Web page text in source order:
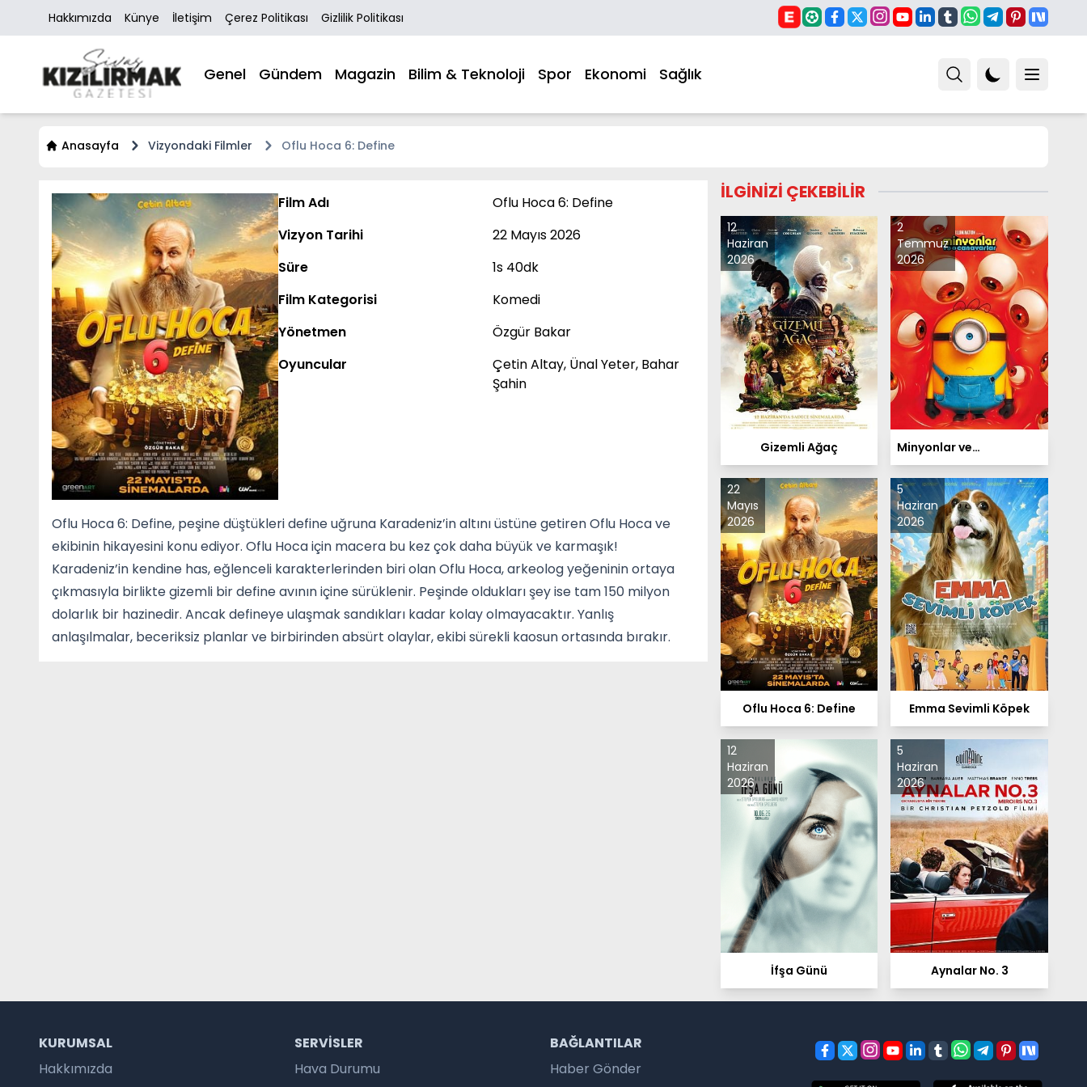
Hakkımızda Künye İletişim Çerez Politikası Gizlilik Politikası
Genel Gündem Magazin Bilim & Teknoloji Spor Ekonomi Sağlık
Anasayfa Vizyondaki Filmler Oflu Hoca 6: Define
Film Adı
Oflu Hoca 6: Define
Vizyon Tarihi
22 Mayıs 2026
Süre
1s 40dk
Film Kategorisi
Komedi
Yönetmen
Özgür Bakar
Oyuncular
Çetin Altay, Ünal Yeter, Bahar
Şahin
Oflu Hoca 6: Define, peşine düştükleri define uğruna Karadeniz’in altını üstüne getiren Oflu Hoca ve
ekibinin hikayesini konu ediyor. Oflu Hoca için macera bu kez çok daha büyük ve karmaşık!
Karadeniz’in kendine has, eğlenceli karakterlerinden biri olan Oflu Hoca, arkeolog yeğeninin ortaya
çıkmasıyla birlikte gizemli bir define avının içine sürüklenir. Peşinde oldukları şey ise tam 150 milyon
dolarlık bir hazinedir. Ancak defineye ulaşmak sandıkları kadar kolay olmayacaktır. Yanlış
anlaşılmalar, beceriksiz planlar ve birbirinden absürt olaylar, ekibi sürekli kaosun ortasında bırakır.
İLGİNİZİ ÇEKEBİLİR
12
Haziran
2026
Gizemli Ağaç
2
Temmuz
2026
Minyonlar ve
Canavarlar
22
Mayıs
2026
Oflu Hoca 6: Define
5
Haziran
2026
Emma Sevimli Köpek
12
Haziran
2026
İfşa Günü
5
Haziran
2026
Aynalar No. 3
KURUMSAL
Hakkımızda
SERVISLER
Hava Durumu
BAĞLANTILAR
Haber Gönder